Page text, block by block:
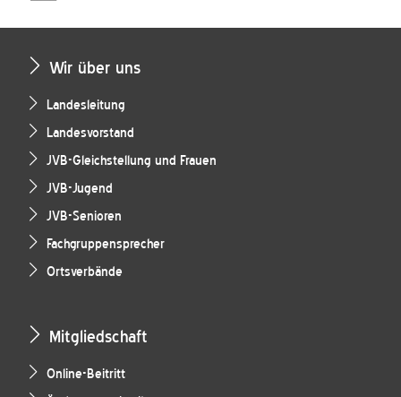
Wir über uns
Landesleitung
Landesvorstand
JVB-Gleichstellung und Frauen
JVB-Jugend
JVB-Senioren
Fachgruppensprecher
Ortsverbände
Mitgliedschaft
Online-Beitritt